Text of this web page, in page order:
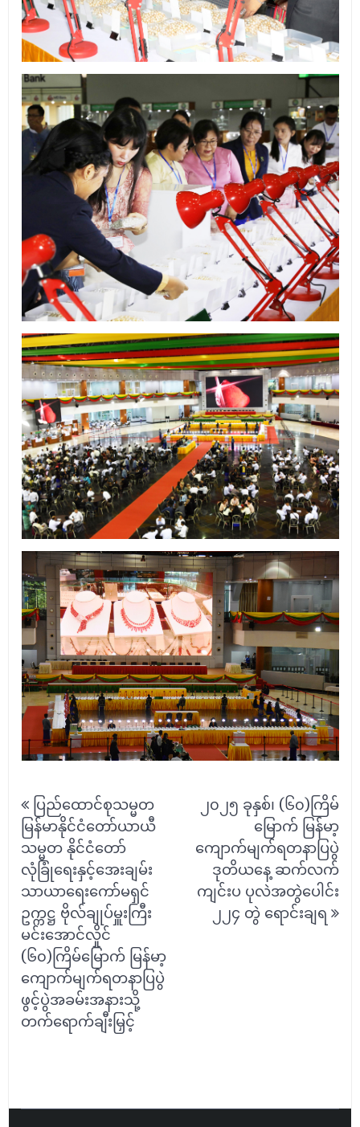
Post
navigation
ပြည်ထောင်စုသမ္မတ
မြန်မာနိုင်ငံတော်ယာယီ
သမ္မတ နိုင်ငံတော်
လုံခြုံရေးနှင့်အေးချမ်း
သာယာရေးကော်မရှင်
ဥက္ကဋ္ဌ ဗိုလ်ချုပ်မှူးကြီး
မင်းအောင်လှိုင်
(၆၀)ကြိမ်မြောက် မြန်မာ့
ကျောက်မျက်ရတနာပြပွဲ
ဖွင့်ပွဲအခမ်းအနားသို့
တက်ရောက်ချီးမြှင့်
၂၀၂၅ ခုနှစ်၊ (၆၀)ကြိမ်
မြောက် မြန်မာ့
ကျောက်မျက်ရတနာပြပွဲ
ဒုတိယနေ့ ဆက်လက်
ကျင်းပ ပုလဲအတွဲပေါင်း
၂၂၄ တွဲ ရောင်းချရ